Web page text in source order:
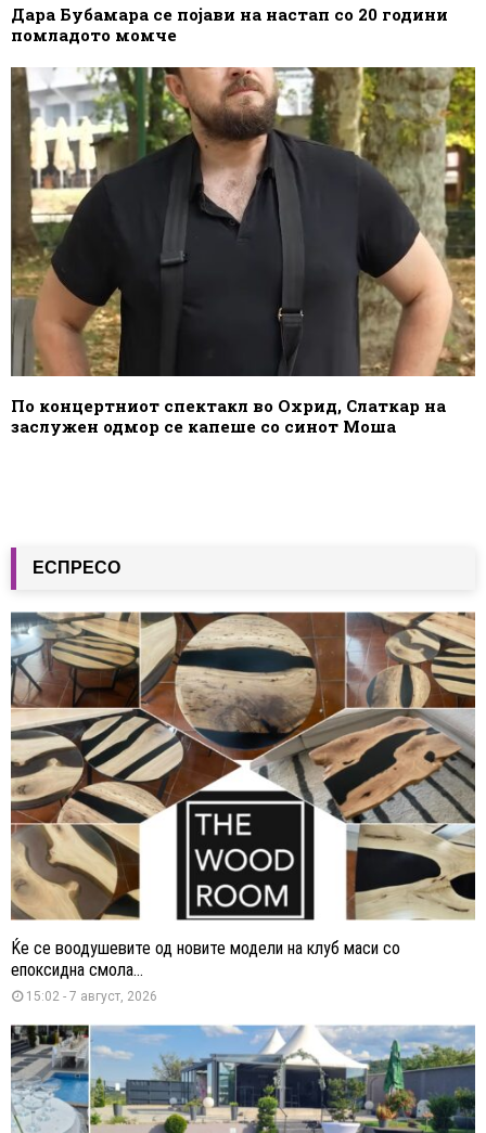
Дара Бубамара се појави на настап со 20 години
помладото момче
По концертниот спектакл во Охрид, Слаткар на
заслужен одмор се капеше со синот Моша
ЕСПРЕСО
Ќе се воодушевите од новите модели на клуб маси со
епоксидна смола...
15:02 - 7 август, 2026